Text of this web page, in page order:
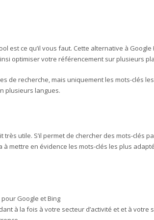
est ce qu’il vous faut. Cette alternative à
optimiser votre référencement sur plusieurs
de recherche, mais uniquement les mots-clés
plusieurs langues.
utile. S’il permet de chercher des mots-clés
mettre en évidence les mots-clés les plus
Google et Bing
à la fois à votre secteur d’activité et et à votre